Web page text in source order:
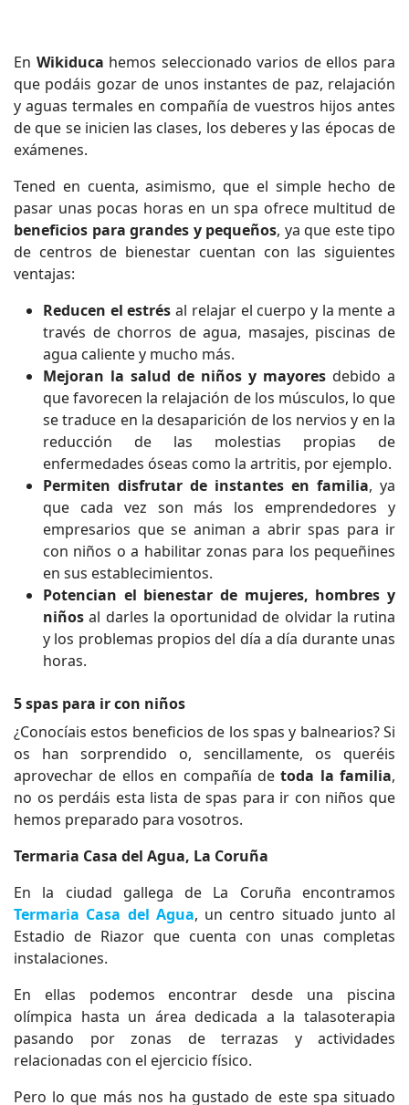
En Wikiduca hemos seleccionado varios de ellos para
que podáis gozar de unos instantes de paz, relajación
y aguas termales en compañía de vuestros hijos antes
de que se inicien las clases, los deberes y las épocas de
exámenes.
Tened en cuenta, asimismo, que el simple hecho de
pasar unas pocas horas en un spa ofrece multitud de
beneficios para grandes y pequeños, ya que este tipo
de centros de bienestar cuentan con las siguientes
ventajas:
Reducen el estrés al relajar el cuerpo y la mente a
través de chorros de agua, masajes, piscinas de
agua caliente y mucho más.
Mejoran la salud de niños y mayores debido a
que favorecen la relajación de los músculos, lo que
se traduce en la desaparición de los nervios y en la
reducción de las molestias propias de
enfermedades óseas como la artritis, por ejemplo.
Permiten disfrutar de instantes en familia, ya
que cada vez son más los emprendedores y
empresarios que se animan a abrir spas para ir
con niños o a habilitar zonas para los pequeñines
en sus establecimientos.
Potencian el bienestar de mujeres, hombres y
niños al darles la oportunidad de olvidar la rutina
y los problemas propios del día a día durante unas
horas.
5 spas para ir con niños
¿Conocíais estos beneficios de los spas y balnearios? Si
os han sorprendido o, sencillamente, os queréis
aprovechar de ellos en compañía detoda la familia,
no os perdáis esta lista de spas para ir con niños que
hemos preparado para vosotros.
Termaria Casa del Agua, La Coruña
En la ciudad gallega de La Coruña encontramos
Termaria Casa del Agua, un centro situado junto al
Estadio de Riazor que cuenta con unas completas
instalaciones.
En ellas podemos encontrar desde una piscina
olímpica hasta un área dedicada a la talasoterapia
pasando por zonas de terrazas y actividades
relacionadas con el ejercicio físico.
Pero lo que más nos ha gustado de este spa situado